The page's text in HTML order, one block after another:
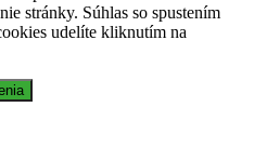
stránky. Súhlas so spustením
udelíte kliknutím na